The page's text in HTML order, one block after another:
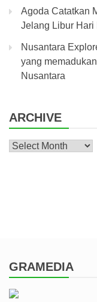
Agoda Catatkan
Jelang Libur Hari
Nusantara
yang
Nusantara
ARCHIVE
Archive
GRAMEDIA